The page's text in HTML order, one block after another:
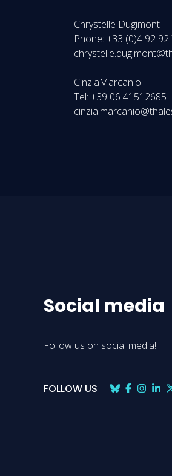
Chrystelle Dugimont
Phone: +33 (0)4 92 92
CinziaMarcanio
Tel: +39 06
Social media
Follow us on social media!
FOLLOW US